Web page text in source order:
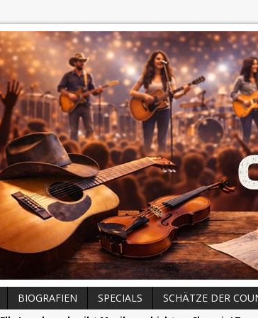
BIOGRAFIEN SPECIALS SCHÄTZE DER